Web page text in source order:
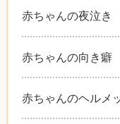
赤ちゃんの夜泣き
赤ちゃんの向き癖
赤ちゃんのヘルメ